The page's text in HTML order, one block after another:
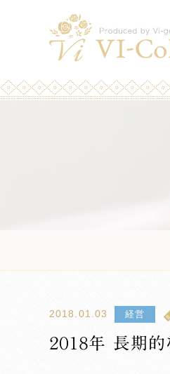
2018.01.03 経営
２０１８年 長期